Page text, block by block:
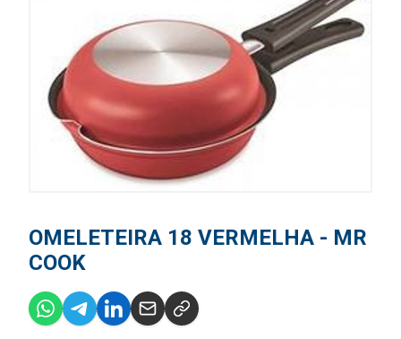
OMELETEIRA 18 VERMELHA - MR
COOK